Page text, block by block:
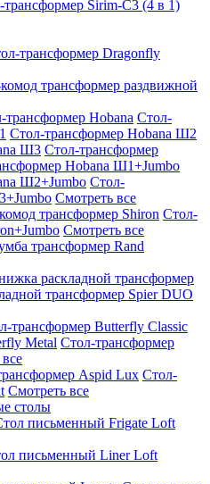
трансформер Sirim-C3 (4 в 1)
трансформер Dragonfly
трансформер раздвижной
трансформер Hobana Стол-
Стол-трансформер Hobana Ш2
Ш3 Стол-трансформер
Hobana Ш1+Jumbo
Ш2+Jumbo Стол-
Смотреть все
трансформер Shiron Стол-
Смотреть все
трансформер Rand
раскладной трансформер
трансформер Spier DUO
трансформер Butterfly Classic
Metal Стол-трансформер
Aspid Lux Стол-
Смотреть все
столы
письменный Frigate Loft
письменный Liner Loft